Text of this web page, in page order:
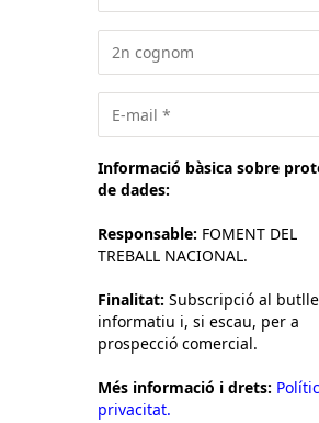
Informació bàsica sobre
de dades:
Responsable: FOMENT DEL
TREBALL NACIONAL.
Finalitat: Subscripció al
informatiu i, si escau, per a
prospecció comercial.
Més informació i drets:
privacitat.